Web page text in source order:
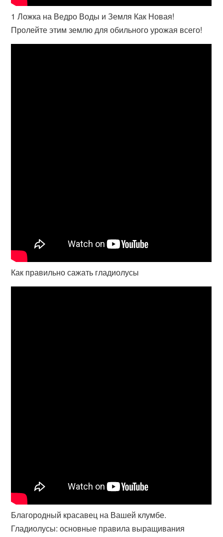
1 Ложка на Ведро Воды и Земля Как Новая!
Пролейте этим землю для обильного урожая всего!
Как правильно сажать гладиолусы
Благородный красавец на Вашей клумбе.
Гладиолусы: основные правила выращивания